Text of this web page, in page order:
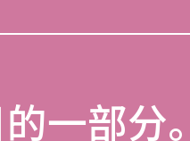
的一部分。